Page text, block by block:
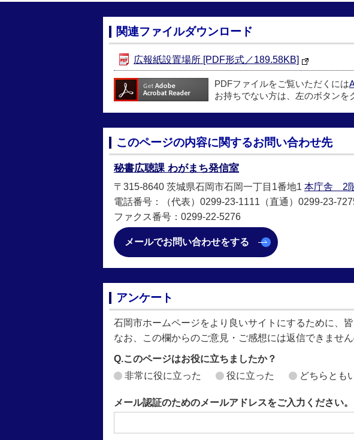
関連ファイルダウンロード
広報紙設置場所 [PDF形式／189.58KB]
PDFファイルをご覧いただくには
お持ちでない方は、左のボタンを
このページの内容に関するお問い合わせ先
秘書広聴課 わがまち発信室
〒315-8640 茨城県石岡市石岡一丁目1番地1 本庁舎 2
電話番号：（代表）0299-23-1111（直通）0299-23-
ファクス番号：0299-22-5276
メールでお問い合わせをする
アンケート
石岡市ホームページをより良いサイトにするために、
なお、この欄からのご意見・ご感想には返信できません
Q.このページはお役に立ちましたか？
非常に役に立った
役に立った どちらとも
メール認証のためのメールアドレスをご入力ください。